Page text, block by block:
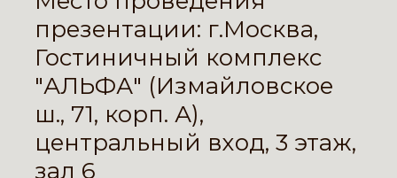
презентации: г.Москва,
Гостиничный комплекс
"АЛЬФА" (Измайловское
ш., 71, корп. А),
центральный вход, 3 этаж,
зал 6